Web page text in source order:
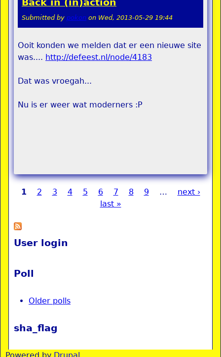
Submitted by pokon on Wed, 2013-05-29 19:44
Ooit konden we melden dat er een nieuwe site
was.... http://defeest.nl/node/4183
Dat was vroegah...
Nu is er weer wat moderners :P
1 2 3 4 5 6 7 8 9 …
next ›
last »
User login
Poll
Older polls
sha_flag
Powered by Drupal